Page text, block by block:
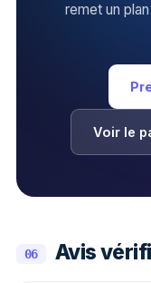
remet un
Voir le
06 Avis